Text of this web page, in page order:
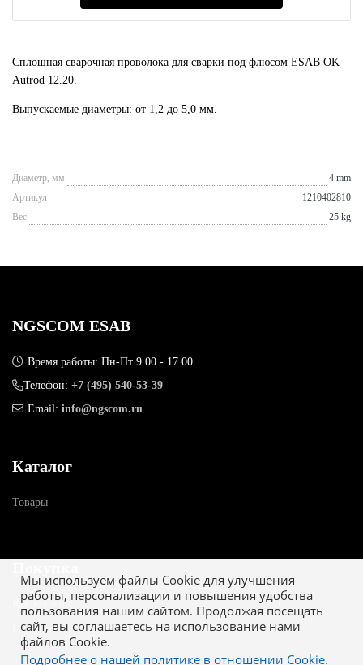
Сплошная сварочная проволока для сварки под флюсом ESAB OK
Autrod 12.20.
Выпускаемые диаметры: от 1,2 до 5,0 мм.
Диаметр, мм
4 mm
Артикул
1210402810
Вес
25 kg
Мы используем файлы Cookie для улучшения
работы, персонализации и повышения удобства
пользования нашим сайтом. Продолжая посещать
сайт, вы соглашаетесь на использование нами
файлов Cookie.
Подробнее о нашей политике в отношении Cookie.
NGSCOM ESAB
Время работы: Пн-Пт 9.00 - 17.00
Телефон: +7 (495) 540-53-39
Email: info@ngscom.ru
Каталог
Товары
Как купить
Гарантия